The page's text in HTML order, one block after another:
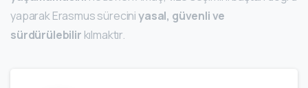
yaparak Erasmus süreciniyasal, güvenli ve
sürdürülebilir kılmaktır.